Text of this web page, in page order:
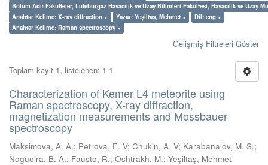
Bölüm Adı: Fakülteler, Lüleburgaz Havacılık ve Uzay Bilimleri Fakültesi, Havacılık ve Uzay
Anahtar Kelime: X-ray diffraction ×
Yazar: Yeşiltaş, Mehmet ×
Dil: eng ×
Anahtar Kelime: Raman spectroscopy ×
Gelişmiş Filtreleri Göster
Toplam kayıt 1, listelenen: 1-1
Characterization of Kemer L4 meteorite using
Raman spectroscopy, X-ray diffraction,
magnetization measurements and Mossbauer
spectroscopy
Maksimova, A. A.; Petrova, E. V; Chukin, A. V; Karabanalov, M. S.;
Nogueira, B. A.; Fausto, R.; Oshtrakh, M.; Yeşiltaş, Mehmet